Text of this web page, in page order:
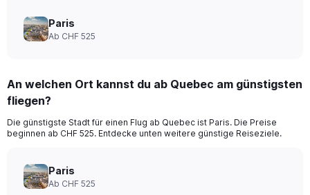
values.
Range:
Paris
Ab CHF 525
An welchen Ort kannst du ab Quebec am günstigsten
fliegen?
Die günstigste Stadt für einen Flug ab Quebec ist Paris. Die Preise
beginnen ab CHF 525. Entdecke unten weitere günstige Reiseziele.
Paris
Ab CHF 525